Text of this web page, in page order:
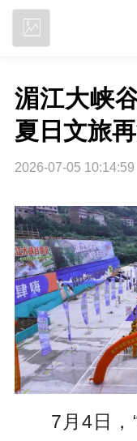
湄江大峡
夏日文旅
2026-07-05 10:14:59
7月4日，